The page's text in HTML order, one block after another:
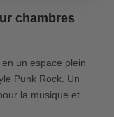
chambres
un espace plein
Punk Rock. Un
la musique et